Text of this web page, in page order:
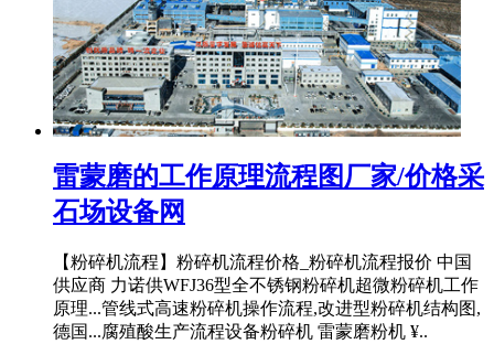
雷蒙磨的工作原理流程图厂家/价格采
石场设备网
【粉碎机流程】粉碎机流程价格_粉碎机流程报价 中国
供应商 力诺供WFJ36型全不锈钢粉碎机超微粉碎机工作
原理...管线式高速粉碎机操作流程,改进型粉碎机结构图,
德国...腐殖酸生产流程设备粉碎机 雷蒙磨粉机 ¥..